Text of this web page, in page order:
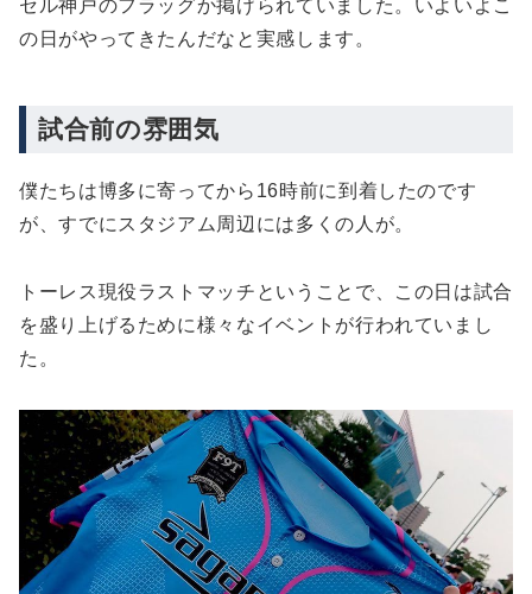
セル神戸のフラッグか掲げられていました。いよいよこ
の日がやってきたんだなと実感します。
試合前の雰囲気
僕たちは博多に寄ってから16時前に到着したのです
が、すでにスタジアム周辺には多くの人が。
トーレス現役ラストマッチということで、この日は試合
を盛り上げるために様々なイベントが行われていまし
た。